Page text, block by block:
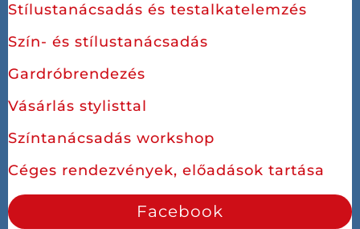
Stílustanácsadás és testalkatelemzés
Szín- és stílustanácsadás
Gardróbrendezés
Vásárlás stylisttal
Színtanácsadás workshop
Céges rendezvények, előadások tartása
Facebook